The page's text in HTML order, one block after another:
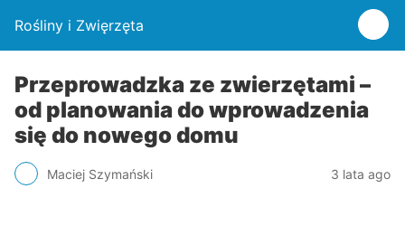
Rośliny i Zwięrzęta
Przeprowadzka ze zwierzętami –
od planowania do wprowadzenia
się do nowego domu
Maciej Szymański 3 lata ago